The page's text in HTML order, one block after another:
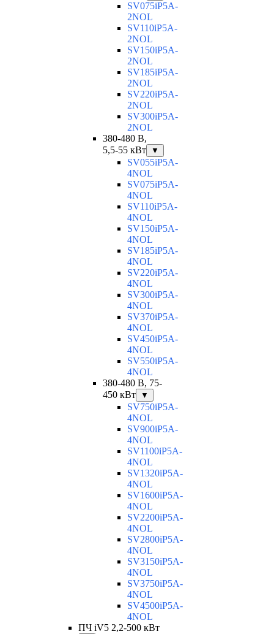
SV075iP5A-
2NOL
SV110iP5A-
2NOL
SV150iP5A-
2NOL
SV185iP5A-
2NOL
SV220iP5A-
2NOL
SV300iP5A-
2NOL
380-480 В,
5,5-55 кВт
▼
SV055iP5A-
4NOL
SV075iP5A-
4NOL
SV110iP5A-
4NOL
SV150iP5A-
4NOL
SV185iP5A-
4NOL
SV220iP5A-
4NOL
SV300iP5A-
4NOL
SV370iP5A-
4NOL
SV450iP5A-
4NOL
SV550iP5A-
4NOL
380-480 В, 75-
450 кВт
▼
SV750iP5A-
4NOL
SV900iP5A-
4NOL
SV1100iP5A-
4NOL
SV1320iP5A-
4NOL
SV1600iP5A-
4NOL
SV2200iP5A-
4NOL
SV2800iP5A-
4NOL
SV3150iP5A-
4NOL
SV3750iP5A-
4NOL
SV4500iP5A-
4NOL
ПЧ iV5 2,2-500 кВт